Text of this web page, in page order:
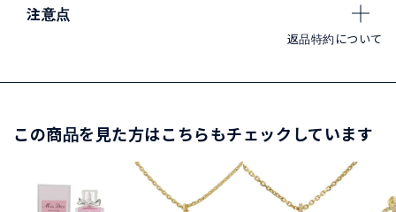
注意点
返品特約について
この商品を見た方はこちらもチェックしています